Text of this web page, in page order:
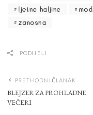
ljetne haljine
zanosna
PODIJELI
PRETHODNI ČLANAK
BLEJZER ZA PROHLADNE
VEČERI